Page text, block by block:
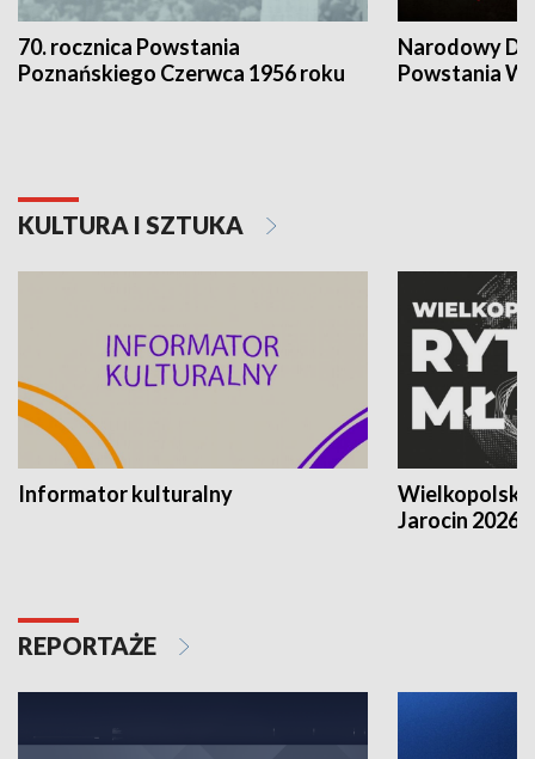
70. rocznica Powstania
Poznańskiego Czerwca 1956 roku
Narodowy
Powstania
KULTURA I SZTUKA
Informator kulturalny
Jarocin 2026
REPORTAŻE